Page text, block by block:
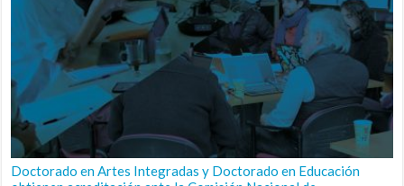
Doctorado en Artes Integradas y Doctorado en Educación